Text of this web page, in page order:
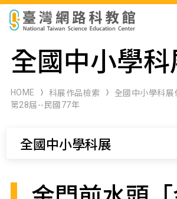
科展作品檢索
科學研習月刊
全國中小學科
HOME 科展作品檢索
全國中小學科展
第28屆--民國77年
全國中小學科展